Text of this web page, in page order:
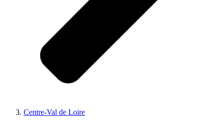
Centre-Val de Loire